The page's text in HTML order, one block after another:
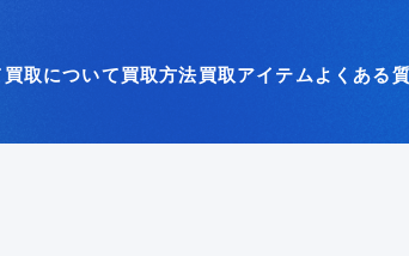
買取について買取方法買取アイテム よくある